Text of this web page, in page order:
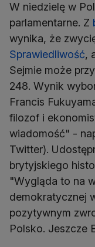
W niedzielę w
parlamentarne. Z
wynika, że
Sprawiedliwość,
Sejmie może
248. Wynik
Francis
filozof i
wiadomość" -
Twitter).
brytyjskiego
"Wygląda to na
demokratycznej
pozytywnym
Polsko. Jeszcze